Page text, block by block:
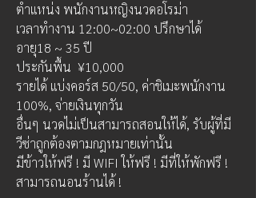
ตำแหน่ง พนักงานหญิงนวดอโรม่า
เวลาทำงาน 12:00~02:00 ปรึกษาได้
อายุ18 ~ 35 ปี
ประกันพื้น  ¥10,000
รายได้ แบ่งคอร์ส 50/50, ค่าชิเมะพนักงาน
100%, จ่ายเงินทุกวัน
อื่นๆ นวดไม่เป็นสามารถสอนให้ได้, รับผู้ที่มี
วีซ่าถูกต้องตามกฎหมายเท่านั้น
มีข้าวให้ฟรี ! มี WIFI ให้ฟรี ! มีที่ให้พักฟรี !
สามารถนอนร้านได้ !